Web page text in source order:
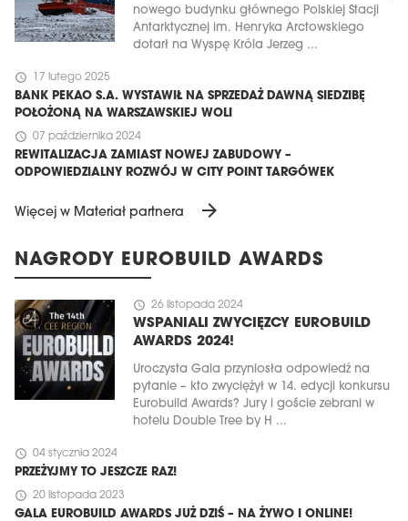
nowego budynku głównego Polskiej Stacji
Antarktycznej im. Henryka Arctowskiego
dotarł na Wyspę Króla Jerzeg ...
schedule 17 lutego 2025
BANK PEKAO S.A. WYSTAWIŁ NA SPRZEDAŻ DAWNĄ SIEDZIBĘ
POŁOŻONĄ NA WARSZAWSKIEJ WOLI
schedule 07 października 2024
REWITALIZACJA ZAMIAST NOWEJ ZABUDOWY –
ODPOWIEDZIALNY ROZWÓJ W CITY POINT TARGÓWEK
Więcej w Materiał partnera arrow_forward
NAGRODY EUROBUILD AWARDS
schedule 26 listopada 2024
WSPANIALI ZWYCIĘZCY EUROBUILD
AWARDS 2024!
Uroczysta Gala przyniosła odpowiedź na
pytanie – kto zwyciężył w 14. edycji konkursu
Eurobuild Awards? Jury i goście zebrani w
hotelu Double Tree by H ...
schedule 04 stycznia 2024
PRZEŻYJMY TO JESZCZE RAZ!
schedule 20 listopada 2023
GALA EUROBUILD AWARDS JUŻ DZIŚ – NA ŻYWO I ONLINE!